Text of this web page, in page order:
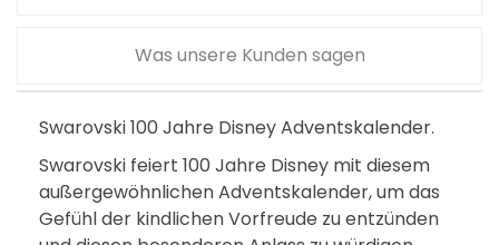
Was unsere Kunden sagen
Swarovski 100 Jahre Disney Adventskalender.
Swarovski feiert 100 Jahre Disney mit diesem
außergewöhnlichen Adventskalender, um das
Gefühl der kindlichen Vorfreude zu entzünden